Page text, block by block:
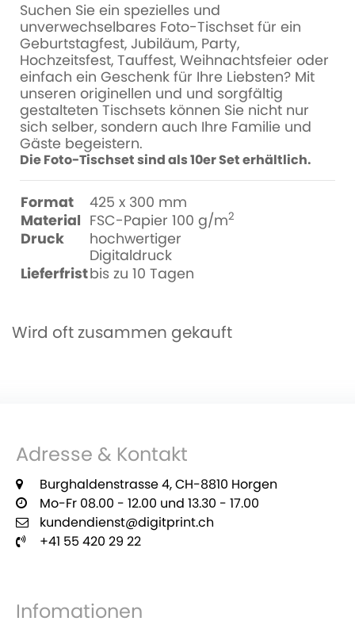
Suchen Sie ein spezielles und
unverwechselbares Foto-Tischset für ein
Geburtstagfest, Jubiläum, Party,
Hochzeitsfest, Tauffest, Weihnachtsfeier oder
einfach ein Geschenk für Ihre Liebsten? Mit
unseren originellen und und sorgfältig
gestalteten Tischsets können Sie nicht nur
sich selber, sondern auch Ihre Familie und
Gäste begeistern.
Die Foto-Tischset sind als 10er Set erhältlich.
Format
425 x 300 mm
Material FSC-Papier 100 g/m2
Druck
hochwertiger
Digitaldruck
Lieferfristbis zu 10 Tagen
Wird oft zusammen gekauft
Adresse & Kontakt
Burghaldenstrasse 4, CH-8810 Horgen
Mo-Fr 08.00 - 12.00 und 13.30 - 17.00
kundendienst@digitprint.ch
+41 55 420 29 22
Infomationen